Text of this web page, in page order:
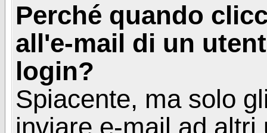
Perché quando
all'e-mail di un
login?
Spiacente, ma solo
inviare e-mail ad